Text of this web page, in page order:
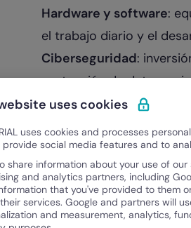
Hardware y software:
el trabajo diario y el
Ciberseguridad:
protección de datos y
Servicios en la nube
:
escalar proyectos con
Investigación y
prototipos y mejoras de
Marketing y
para adquirir usuarios o
uses cookies
uses cookies and processes
provide social media features and to
share information about your use of
and analytics partners, including
that you've provided to them
services. Google and partners will
and measurement, analytics,